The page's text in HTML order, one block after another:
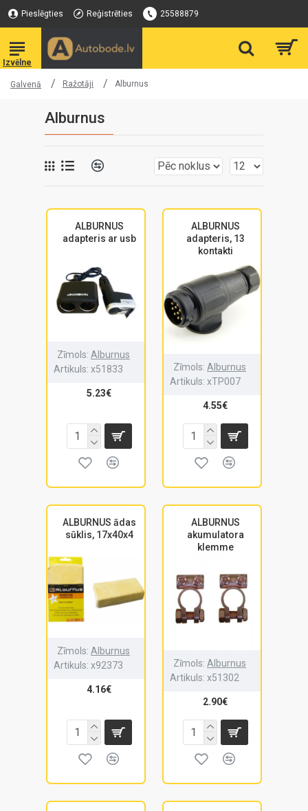
Pieslēgties Reģistrēties 25588879
Galvenā Ražotāji Alburnus
Alburnus
ALBURNUS
adapteris ar usb
Zīmols: Alburnus
Artikuls: x51833
5.23€
ALBURNUS
adapteris, 13
kontakti
Zīmols: Alburnus
Artikuls: xTP007
4.55€
ALBURNUS ādas
sūklis, 17x40x4
Zīmols: Alburnus
Artikuls: x92373
4.16€
ALBURNUS
akumulatora
klemme
Zīmols: Alburnus
Artikuls: x51302
2.90€